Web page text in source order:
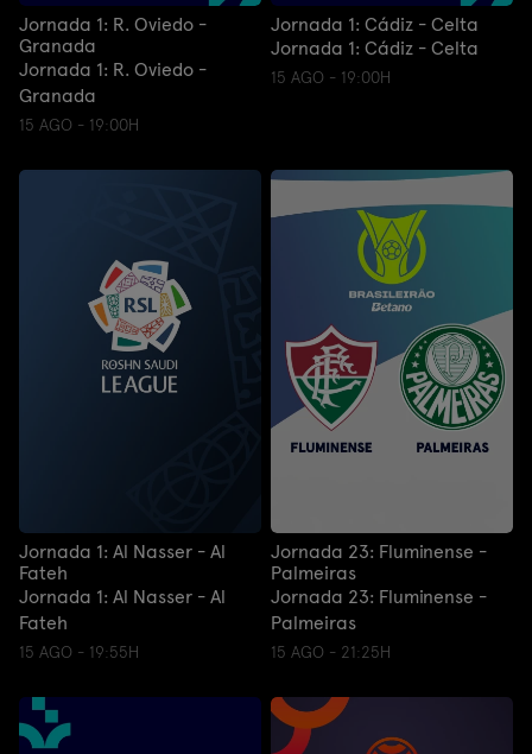
Jornada 1: R. Oviedo -
Granada
Jornada 1: R. Oviedo -
Granada
15 AGO - 19:00H
Jornada 1: Cádiz - Celta
Jornada 1: Cádiz - Celta
15 AGO - 19:00H
Jornada 1: Al Nasser - Al
Fateh
Jornada 1: Al Nasser - Al
Fateh
15 AGO - 19:55H
Jornada 23: Fluminense -
Palmeiras
Jornada 23: Fluminense -
Palmeiras
15 AGO - 21:25H